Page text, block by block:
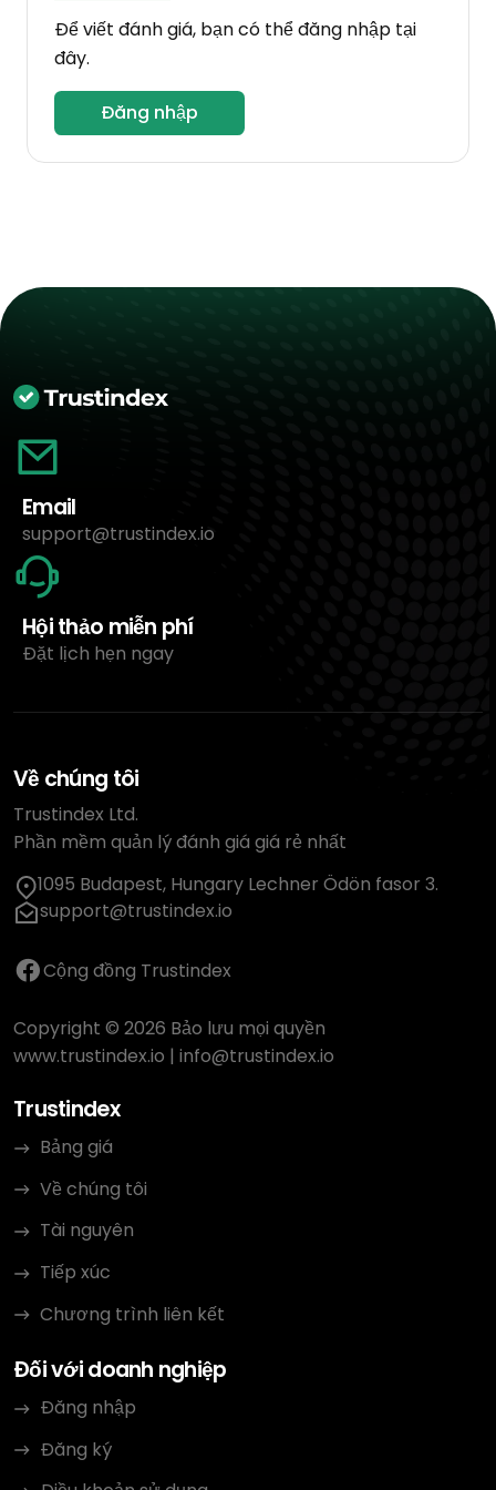
Để viết đánh giá, bạn có thể đăng nhập tại
đây.
Đăng nhập
Email
support@trustindex.io
Hội thảo miễn phí
Đặt lịch hẹn ngay
Về chúng tôi
Trustindex Ltd.
Phần mềm quản lý đánh giá giá rẻ nhất
1095 Budapest, Hungary Lechner Ödön fasor 3.
support@trustindex.io
Cộng đồng Trustindex
Copyright © 2026 Bảo lưu mọi quyền
www.trustindex.io | info@trustindex.io
Trustindex
Bảng giá
Về chúng tôi
Tài nguyên
Tiếp xúc
Chương trình liên kết
Đối với doanh nghiệp
Đăng nhập
Đăng ký